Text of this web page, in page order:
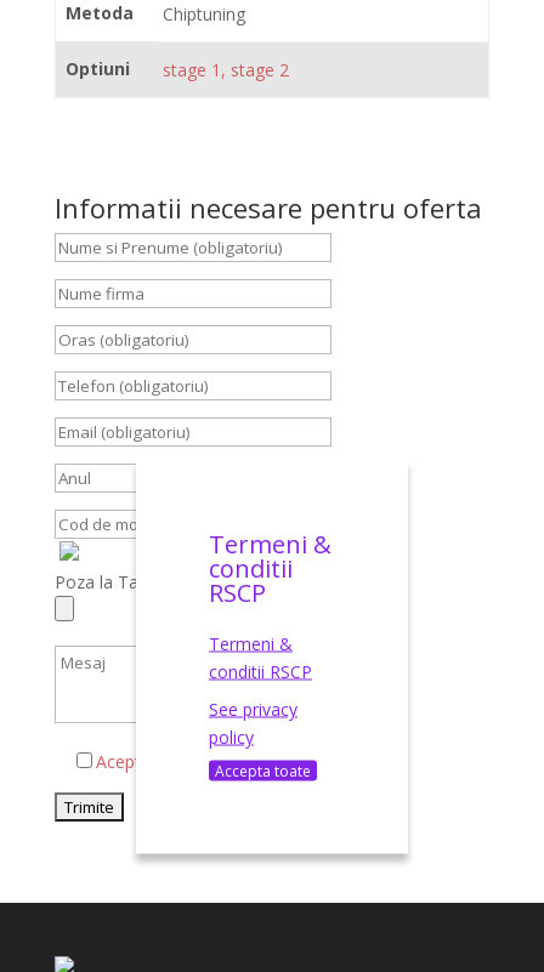
Metoda Chiptuning
Optiuni stage 1, stage 2
Informatii necesare pentru oferta
Poza la Talon, Carte Identitate, Brief
Acepta termenii si conditiile
Termeni &
conditii
RSCP
Termeni &
conditii RSCP
See privacy
policy
Accepta toate